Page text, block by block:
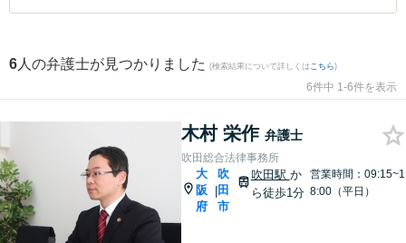
6 人の弁護士が見つかりました (検索結果について詳しくは こちら)
6件中 1-6件を表示
木村 栄作 弁護士
吹田総合法律事務所
大
阪
府
|
吹
田
市
吹田駅 か
ら徒歩1分
営業時間：09:15~1
8:00（平日）